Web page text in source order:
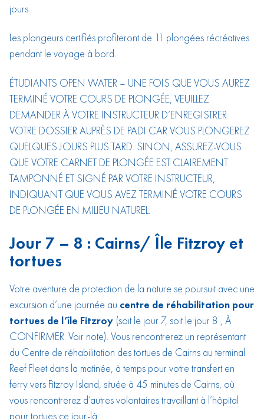
jours.
Les plongeurs certifiés profiteront de 11 plongées récréatives
pendant le voyage à bord.
ÉTUDIANTS OPEN WATER – UNE FOIS QUE VOUS AUREZ
TERMINÉ VOTRE COURS DE PLONGÉE, VEUILLEZ
DEMANDER À VOTRE INSTRUCTEUR D’ENREGISTRER
VOTRE DOSSIER AUPRÈS DE PADI CAR VOUS PLONGEREZ
QUELQUES JOURS PLUS TARD. SINON, ASSUREZ-VOUS
QUE VOTRE CARNET DE PLONGÉE EST CLAIREMENT
TAMPONNÉ ET SIGNÉ PAR VOTRE INSTRUCTEUR,
INDIQUANT QUE VOUS AVEZ TERMINÉ VOTRE COURS
DE PLONGÉE EN MILIEU NATUREL.
Jour 7 – 8 : Cairns/ Île Fitzroy et
tortues
Votre aventure de protection de la nature se poursuit avec une
excursion d’une journée au centre de réhabilitation pour
tortues de l’île Fitzroy (soit le jour 7, soit le jour 8 , À
CONFIRMER. Voir note). Vous rencontrerez un représentant
du Centre de réhabilitation des tortues de Cairns au terminal
Reef Fleet dans la matinée, à temps pour votre transfert en
ferry vers Fitzroy Island, située à 45 minutes de Cairns, où
vous rencontrerez d’autres volontaires travaillant à l’hôpital
pour tortues ce jour-là.